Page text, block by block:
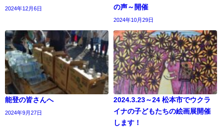
2024年12月6日
の声～開催
2024年10月29日
能登の皆さんへ
2024年9月27日
2024.3.23～24 松本市でウクラ
イナの子どもたちの絵画展開催
します！